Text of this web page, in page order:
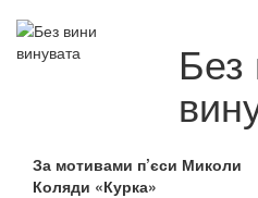
Без
За мотивами п’єси Миколи
Коляди «Курка»